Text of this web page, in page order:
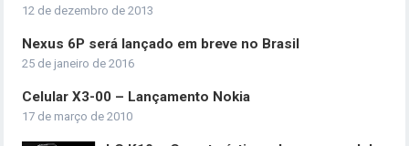
12 de dezembro de 2013
Nexus 6P será lançado em breve no Brasil
25 de janeiro de 2016
Celular X3-00 – Lançamento Nokia
17 de março de 2010